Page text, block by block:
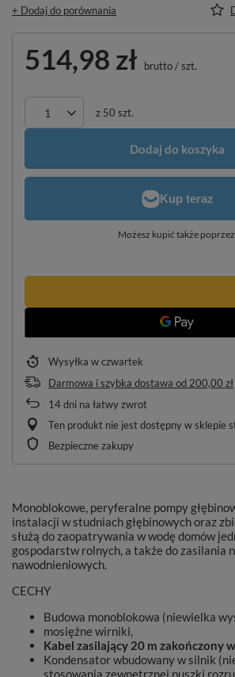
+ Dodaj do porównania
514,98 zł brutto/szt.
z 50 szt.
Dodaj do koszyka
Możesz kupić także
Wysyłka w czwartek
Darmowa i szybka dostawa od 200,00 zł
14dni na łatwy zwrot
Ten produkt nie jest dostępny w sklepie
Bezpieczne zakupy
Monoblokowe, peryferalne pompy
instalacji w studniach głębinowych oraz
służą do zaopatrywania w wodę domów
gospodarstw rolnych, a także do zasilania
nawodnieniowych.
CECHY
Budowa monoblokowa (niewielka
mosiężne wirniki,
Kabel zasilający 20 m zakończony
Kondensator wbudowany w silnik
stosowania zewnętrznej puszki